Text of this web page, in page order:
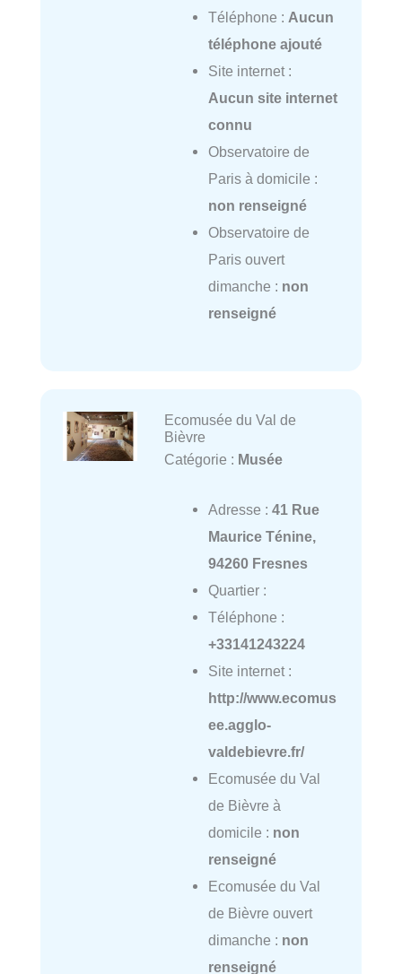
Téléphone : Aucun
téléphone ajouté
Site internet :
Aucun site internet
connu
Observatoire de
Paris à domicile :
non renseigné
Observatoire de
Paris ouvert
dimanche : non
renseigné
Ecomusée du Val de
Bièvre
Catégorie : Musée
Adresse : 41 Rue
Maurice Ténine,
94260 Fresnes
Quartier :
Téléphone :
+33141243224
Site internet :
http://www.ecomus
ee.agglo-
valdebievre.fr/
Ecomusée du Val
de Bièvre à
domicile : non
renseigné
Ecomusée du Val
de Bièvre ouvert
dimanche : non
renseigné